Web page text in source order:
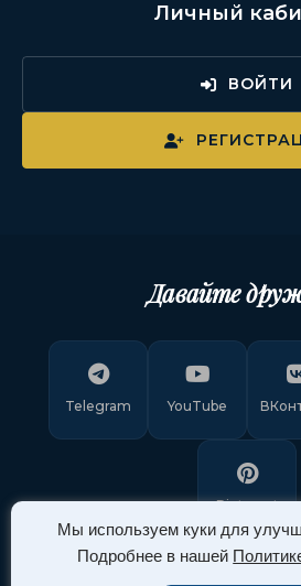
Мы используем куки для
Подробнее в нашей
Личный
ВОЙТИ
Давайте
Telegram YouTube
Pinterest